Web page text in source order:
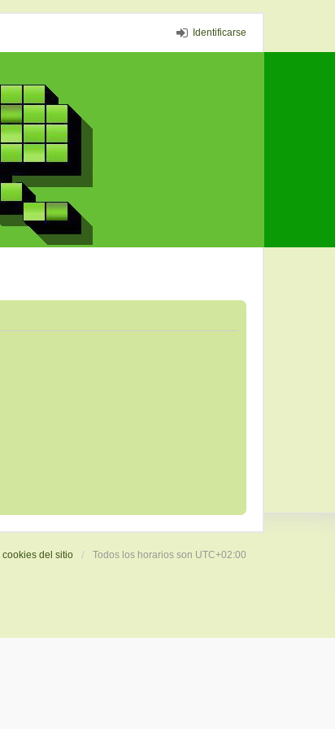
Identificarse
cookies del sitio Todos los horarios son UTC+02:00